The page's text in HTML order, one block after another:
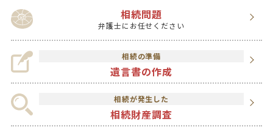
相続問題
弁護士にお任せください
相続の準備
遺言書の作成
相続が発生した
相続財産調査